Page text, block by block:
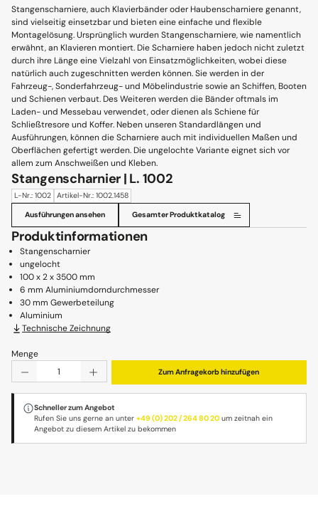
Stangenscharniere, auch Klavierbänder oder Haubenscharniere genannt,
sind vielseitig einsetzbar und bieten eine einfache und flexible
Montagelösung. Ursprünglich wurden Stangenscharniere, wie namentlich
erwähnt, an Klavieren montiert. Die Scharniere haben jedoch nicht zuletzt
durch ihre Länge eine Vielzahl von Einsatzmöglichkeiten, wobei diese
natürlich auch zugeschnitten werden können. Sie werden in der
Fahrzeug-, Sonderfahrzeug- und Möbelindustrie sowie an Schiffen, Booten
und Schienen verbaut. Des Weiteren werden die Bänder oftmals im
Laden- und Messebau verwendet, oder dienen als Schiene für
Schließtresore und Koffer. Neben unseren Standardlängen und
Ausführungen, können die Scharniere auch mit individuellen Maßen und
Oberflächen gefertigt werden. Die ungelochte Variante eignet sich vor
allem zum Anschweißen und Kleben.
Stangenscharnier | L. 1002
L-Nr.: 1002 Artikel-Nr.: 1002.1458
Ausführungen ansehen Gesamter Produktkatalog
Produktinformationen
Stangenscharnier
ungelocht
100 x 2 x 3500 mm
6 mm Aluminiumdorndurchmesser
30 mm Gewerbeteilung
Aluminium
Technische Zeichnung
Menge
Produkt Anzahl: Gib den gewünschten Wert ein oder
Zum Anfragekorb hinzufügen
Schneller zum Angebot
Rufen Sie uns gerne an unter+49 (0) 202 / 264 80 20 um zeitnah ein
Angebot zu diesem Artikel zu bekommen